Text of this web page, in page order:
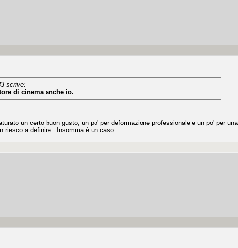
scrive:
di cinema anche io.
un certo buon gusto, un po' per deformazione professionale e un po' per una
riesco a definire...Insomma è un caso.